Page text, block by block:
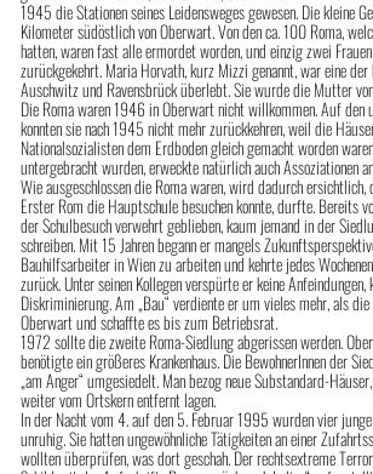
1945 die Stationen seines Leidensweges gewesen. Die kleine
Kilometer südöstlich von Oberwart. Von den ca. 100 Roma,
hatten, waren fast alle ermordet worden, und einzig zwei
zurückgekehrt. Maria Horvath, kurz Mizzi genannt, war eine der
Auschwitz und Ravensbrück überlebt. Sie wurde die Mutter
Die Roma waren 1946 in Oberwart nicht willkommen. Auf den
konnten sie nach 1945 nicht mehr zurückkehren, weil die
Nationalsozialisten dem Erdboden gleich gemacht worden
untergebracht wurden, erweckte natürlich auch Assoziationen
Wie ausgeschlossen die Roma waren, wird dadurch ersichtlich,
Erster Rom die Hauptschule besuchen konnte, durfte. Bereits
der Schulbesuch verwehrt geblieben, kaum jemand in der
schreiben. Mit 15 Jahren begann er mangels
Bauhilfsarbeiter in Wien zu arbeiten und kehrte jedes
zurück. Unter seinen Kollegen verspürte er keine Anfeindungen,
Diskriminierung. Am „Bau“ verdiente er um vieles mehr, als die
Oberwart und schaffte es bis zum Betriebsrat.
1972 sollte die zweite Roma-Siedlung abgerissen werden.
benötigte ein größeres Krankenhaus. Die BewohnerInnen der
„am Anger“ umgesiedelt. Man bezog neue Substandard-
weiter vom Ortskern entfernt lagen.
In der Nacht vom 4. auf den 5. Februar 1995 wurden vier
unruhig. Sie hatten ungewöhnliche Tätigkeiten an einer
wollten überprüfen, was dort geschah. Der rechtsextreme